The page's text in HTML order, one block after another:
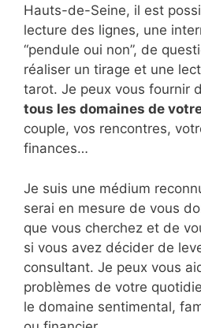
Hauts-de-Seine, il est
lecture des lignes, une
“pendule oui non”, de
réaliser un tirage et une
tarot. Je peux vous fournir
tous les domaines de
couple, vos rencontres,
finances…
Je suis une médium
serai en mesure de vous
que vous cherchez et de
si vous avez décider de
consultant. Je peux vous
problèmes de votre
le domaine sentimental,